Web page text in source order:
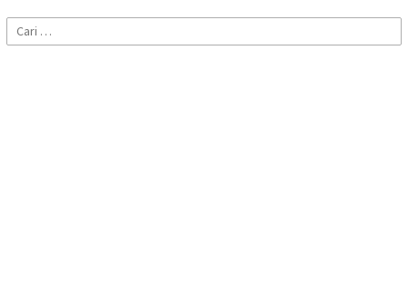
Cari
untuk: